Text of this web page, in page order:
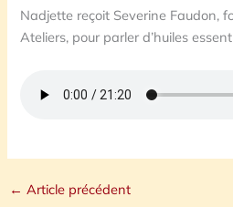
Nadjette reçoit Severine Faudon,
Ateliers, pour parler d’huiles
← Article précédent